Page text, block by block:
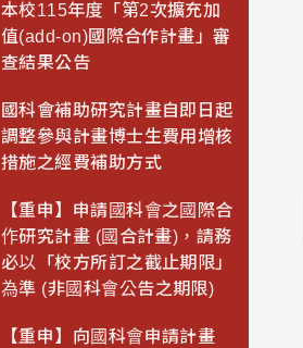
本校115年度「第2次擴充加
值(add-on)國際合作計畫」審
查結果公告
國科會補助研究計畫自即日起
調整參與計畫博士生費用增核
措施之經費補助方式
【重申】申請國科會之國際合
作研究計畫 (國合計畫)，請務
必以「校方所訂之截止期限」
為準 (非國科會公告之期限)
【重申】向國科會申請計畫